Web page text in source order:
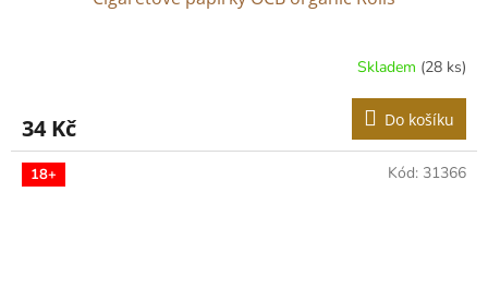
Skladem (28 ks)
34 Kč Do košíku
18+ Kód: 31366